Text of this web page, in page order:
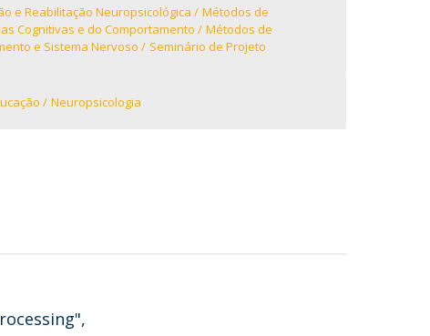
e Reabilitação Neuropsicológica
Métodos de
Cognitivas e do Comportamento
Métodos de
e Sistema Nervoso Seminário de Projeto
Neuropsicologia